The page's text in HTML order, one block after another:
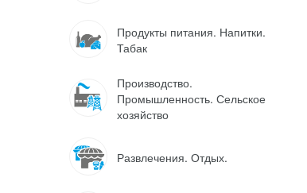
Продукты питания. Напитки.
Табак
Производство.
Промышленность. Сельское
хозяйство
Развлечения. Отдых.